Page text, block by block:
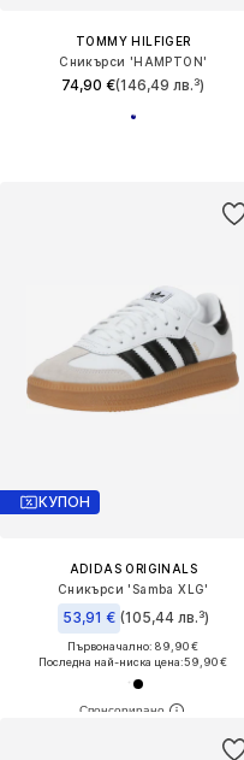
TOMMY HILFIGER
Сникърси 'HAMPTON'
74,90 €(146,49 лв.³)
КУПОН
ADIDAS ORIGINALS
Сникърси 'Samba XLG'
53,91 € (105,44 лв.³)
Първоначално: 89,90 €
Последна най-ниска цена:59,90 €